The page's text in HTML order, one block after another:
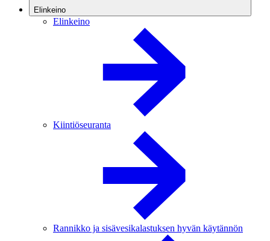
Elinkeino
Elinkeino
Kiintiöseuranta
Rannikko ja sisävesikalastuksen hyvän käytännön